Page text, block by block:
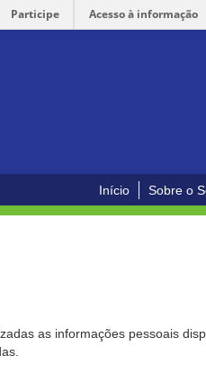
Participe Acesso à informação
Início Sobre o
as informações pessoais